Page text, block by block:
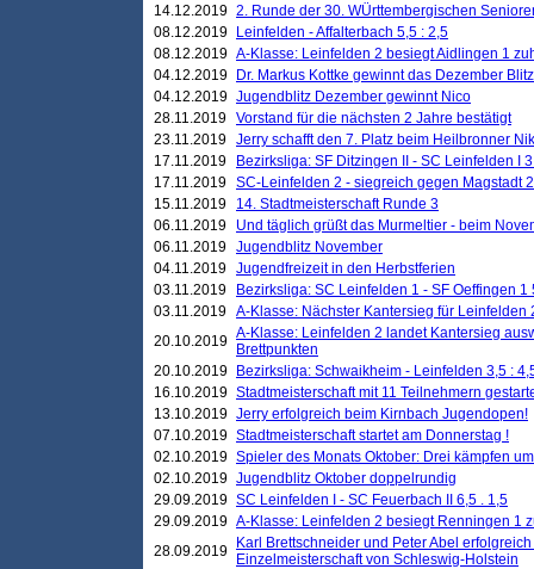
14.12.2019 2. Runde der 30. WÜrttembergischen
08.12.2019
Leinfelden - Affalterbach 5,5 : 2,5
08.12.2019 A-Klasse: Leinfelden 2 besiegt Aidlingen 1
04.12.2019
Dr. Markus Kottke gewinnt das Dezember
04.12.2019 Jugendblitz Dezember gewinnt Nico
28.11.2019 Vorstand für die nächsten 2 Jahre bestätigt
23.11.2019 Jerry schafft den 7. Platz beim Heilbronner
17.11.2019
Bezirksliga: SF Ditzingen II - SC Leinfelden I
17.11.2019 SC-Leinfelden 2 - siegreich gegen Magstadt 2
15.11.2019
14. Stadtmeisterschaft Runde 3
06.11.2019
Und täglich grüßt das Murmeltier - beim
06.11.2019 Jugendblitz November
04.11.2019 Jugendfreizeit in den Herbstferien
03.11.2019
Bezirksliga: SC Leinfelden 1 - SF Oeffingen 1
03.11.2019 A-Klasse: Nächster Kantersieg für Leinfelden
20.10.2019 A-Klasse: Leinfelden 2 landet Kantersieg
Brettpunkten
20.10.2019
Bezirksliga: Schwaikheim - Leinfelden 3,5 :
16.10.2019 Stadtmeisterschaft mit 11 Teilnehmern
13.10.2019 Jerry erfolgreich beim Kirnbach Jugendopen!
07.10.2019 Stadtmeisterschaft startet am Donnerstag !
02.10.2019 Spieler des Monats Oktober: Drei kämpfen
02.10.2019 Jugendblitz Oktober doppelrundig
29.09.2019 SC Leinfelden I - SC Feuerbach II 6,5 . 1,5
29.09.2019 A-Klasse: Leinfelden 2 besiegt Renningen 1
28.09.2019
Karl Brettschneider und Peter Abel
Einzelmeisterschaft von Schleswig-Holstein